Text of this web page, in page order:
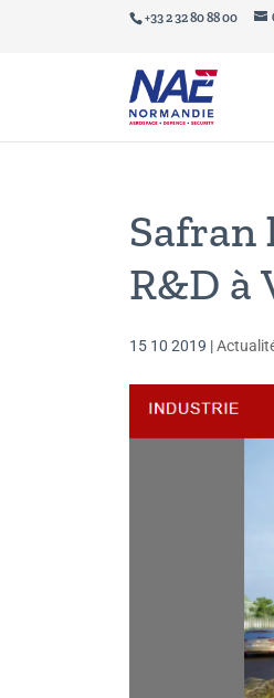
+33 2 32 80 88 00
Safran
R&D à
15 10 2019 |